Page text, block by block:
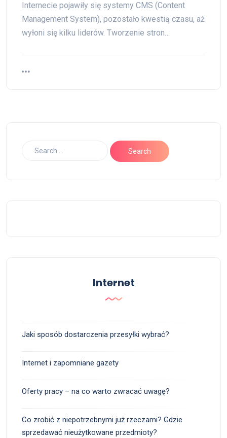
Internecie pojawiły się systemy CMS (Content
Management System), pozostało kwestią czasu, aż
wyłoni się kilku liderów. Tworzenie stron…
Internet
Jaki sposób dostarczenia przesyłki wybrać?
Internet i zapomniane gazety
Oferty pracy – na co warto zwracać uwagę?
Co zrobić z niepotrzebnymi już rzeczami? Gdzie
sprzedawać nieużytkowane przedmioty?